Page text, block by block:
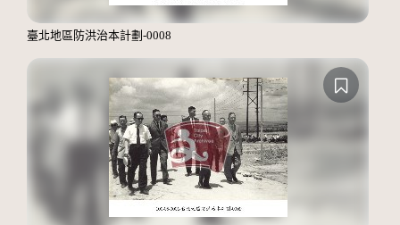
臺北地區防洪治本計劃-0008